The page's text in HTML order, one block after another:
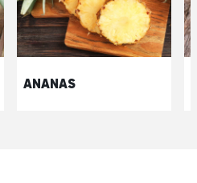
ANANAS